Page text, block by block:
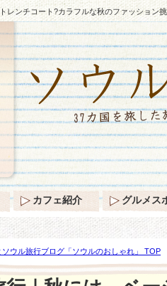
レンチコート?カラフルな秋のファッション
ウル旅行ブログ「ソウルのおしゃれ」 TOP
フルな秋のファッション挑戦!
カフェ紹介 グルメス